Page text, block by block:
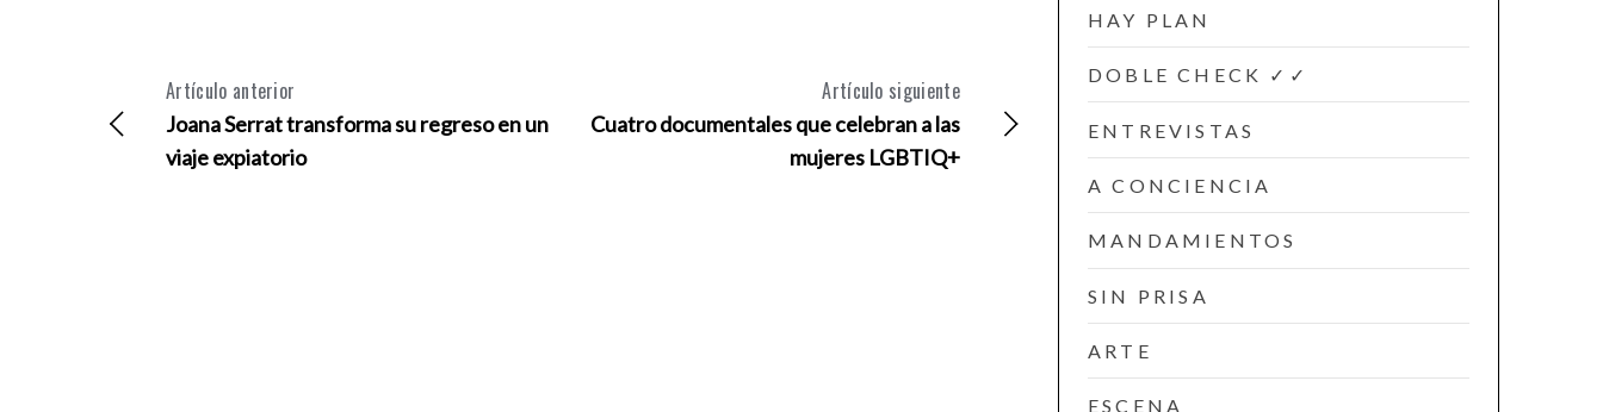
Artículo anterior
Joana Serrat transforma su regreso en un
viaje expiatorio
Artículo siguiente
Cuatro documentales que celebran a las
mujeres LGBTIQ+
HAY PLAN
DOBLE CHECK ✓✓
ENTREVISTAS
A CONCIENCIA
MANDAMIENTOS
SIN PRISA
ARTE
ESCENA